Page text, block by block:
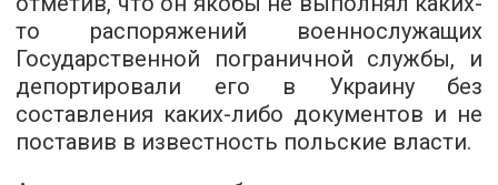
то распоряжений военнослужащих
Государственной пограничной службы, и
депортировали его в Украину без
составления каких-либо документов и не
поставив в известность польские власти.